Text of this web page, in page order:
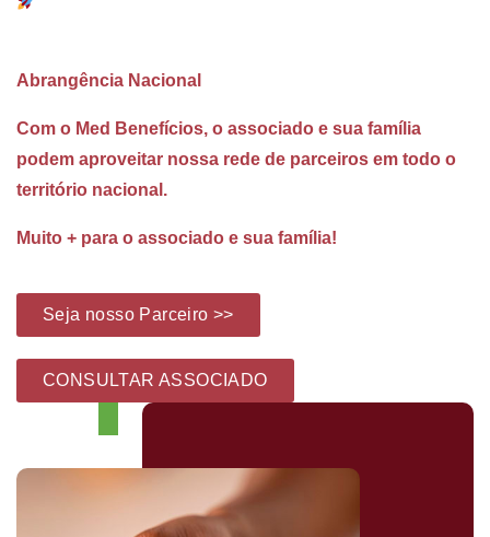
Abrangência Nacional
Com o Med Benefícios, o associado e sua família
podem aproveitar nossa rede de parceiros em todo o
território nacional.
Muito + para o associado e sua família!
Seja nosso Parceiro >>
CONSULTAR ASSOCIADO